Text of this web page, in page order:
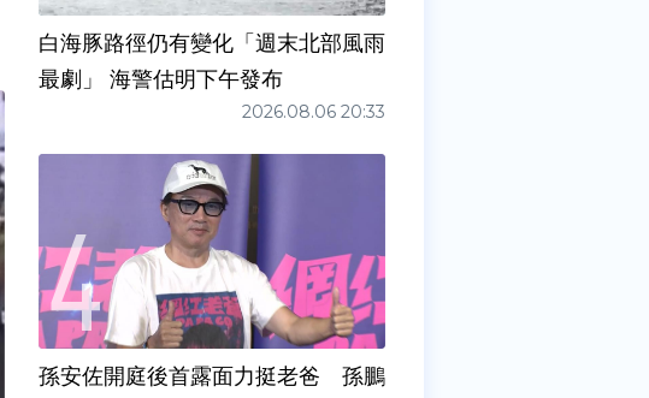
白海豚路徑仍有變化「週末北部風雨
最劇」 海警估明下午發布
2026.08.06 20:33
孫安佐開庭後首露面力挺老爸 孫鵬